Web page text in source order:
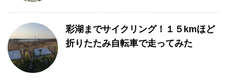
彩湖までサイクリング！１５kmほど
折りたたみ自転車で走ってみた